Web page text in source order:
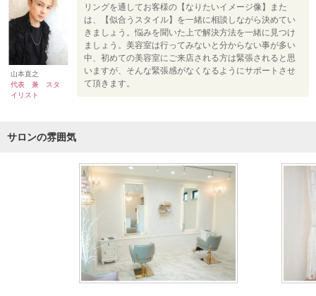
山本直之
代表 兼 スタ
イリスト
リングを通してお客様の【なりたいイメージ像】また
は、【似合うスタイル】を一緒に相談しながら決めてい
きましょう。悩みを聞いた上で解決方法を一緒に見つけ
ましょう。美容室は行ってみないと分からない事が多い
中、初めての美容室にご来店される方は緊張されると思
いますが、そんな緊張感がなくなるようにサポートさせ
て頂きます。
サロンの雰囲気